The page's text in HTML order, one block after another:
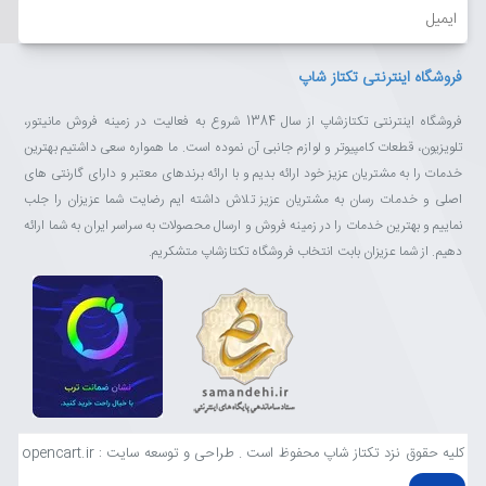
Screen ممکن می سازد.
سیستم عامل تایزن (Tizen) به تلویزیون هوشمند سرعت می بخشد
سیستم عامل تایزن با سریع‌تر کردن فرآیند دسترسی به اپلیکیشن ها و
تغییر حالت فوری به پخش برنامه های تلویزیونی واسطه کاربری آسانی را
ارائه می نماید. همچنین از سرویس های اشتراک ویدئویی متنوعی همچون
آپارات نیز پشتیبانی می نماید.
همراه با تلویزیون سامسونگ به دنیای از محتواهای ویدیویی وارد شوید
پردازشگر قدرتمند تلویزیون های سامسونگ با سرعت انطباق تصویر بالا
قادر به نمایش حرکت های سریع تصویر بدون ایجاد سایه و لرزش می
باشد. با سرعت انطباق تصویر بالای تلویزیون های سامسونگ از بازی های
متنوع و تماشای فیلم های هیجان انگیز به صورت بی وقفه لذت ببرید.
ایمیل
فروشگاه اینترنتی تکتاز شاپ
فروشگاه اینترنتی تکتازشاپ از سال 1384 شروع به فعالیت در زمینه فروش مانیتور،
تلویزیون، قطعات کامپیوتر و لوازم جانبی آن نموده است. ما همواره سعی داشتیم بهترین
خدمات را به مشتریان عزیز خود ارائه بدیم و با ارائه برندهای معتبر و دارای گارنتی های
اصلی و خدمات رسان به مشتریان عزیز تلاش داشته ایم رضایت شما عزیزان را جلب
نماییم و بهترین خدمات را در زمینه فروش و ارسال محصولات به سراسر ایران به شما ارائه
دهیم. از شما عزیزان بابت انتخاب فروشگاه تکتازشاپ متشکریم.
کلیه حقوق نزد تکتاز شاپ محفوظ است . طراحی و توسعه سایت : opencart.ir